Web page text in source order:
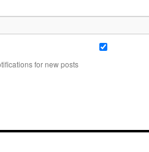
for new posts